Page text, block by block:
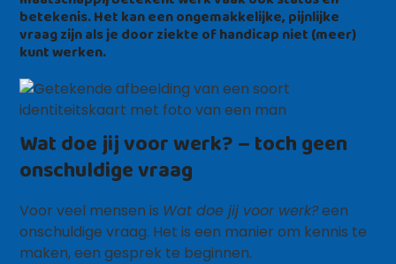
betekenis. Het kan een ongemakkelijke, pijnlijke
vraag zijn als je door ziekte of handicap niet (meer)
kunt werken.
Wat doe jij voor werk? – toch geen
onschuldige vraag
Voor veel mensen is Wat doe jij voor werk?een
onschuldige vraag. Het is een manier om kennis te
maken, een gesprek te beginnen.